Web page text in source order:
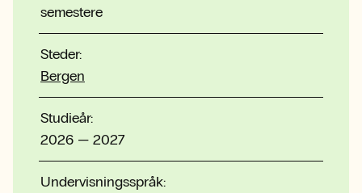
semestere
Steder:
Bergen
Studieår:
2026 — 2027
Undervisningsspråk: